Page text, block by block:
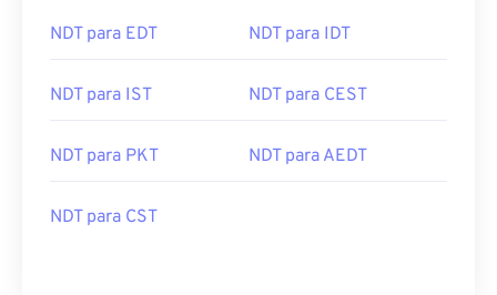
NDT para EDT NDT para IDT
NDT para IST NDT para CEST
NDT para PKT NDT para AEDT
NDT para CST